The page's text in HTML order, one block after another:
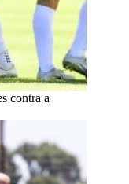
contra a